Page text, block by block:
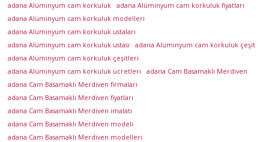
a
n
a
K
r
o
m
c
u
adana Alüminyum cam korkuluk
adana Alüminyum cam korkuluk fiyatları
adana Alüminyum cam korkuluk modelleri
adana Alüminyum cam korkuluk ustaları
adana Alüminyum cam korkuluk ustası
adana Alüminyum cam korkuluk çeşit
adana Alüminyum cam korkuluk çeşitleri
adana Alüminyum cam korkuluk ücretleri
adana Cam Basamaklı Merdiven
adana Cam Basamaklı Merdiven firmaları
adana Cam Basamaklı Merdiven fiyatları
adana Cam Basamaklı Merdiven imalatı
adana Cam Basamaklı Merdiven modeli
adana Cam Basamaklı Merdiven modelleri